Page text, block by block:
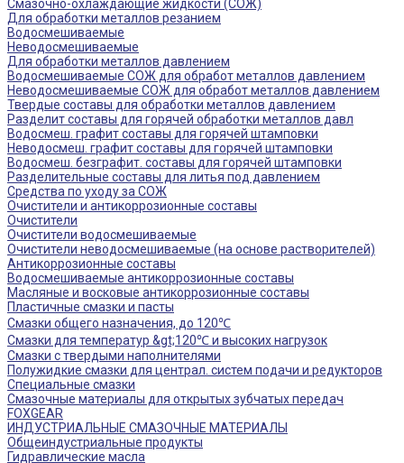
Смазочно-охлаждающие жидкости (СОЖ)
Для обработки металлов резанием
Водосмешиваемые
Неводосмешиваемые
Для обработки металлов давлением
Водосмешиваемые СОЖ для обработ металлов давлением
Неводосмешиваемые СОЖ для обработ металлов давлением
Твердые составы для обработки металлов давлением
Разделит составы для горячей обработки металлов давл
Водосмеш. графит составы для горячей штамповки
Неводосмеш. графит составы для горячей штамповки
Водосмеш. безграфит. составы для горячей штамповки
Разделительные составы для литья под давлением
Средства по уходу за СОЖ
Очистители и антикоррозионные составы
Очистители
Очистители водосмешиваемые
Очистители неводосмешиваемые (на основе растворителей)
Антикоррозионные составы
Водосмешиваемые антикоррозионные составы
Масляные и восковые антикоррозионные составы
Пластичные смазки и пасты
Смазки общего назначения, до 120℃
Смазки для температур &gt;120℃ и высоких нагрузок
Смазки с твердыми наполнителями
Полужидкие смазки для централ. систем подачи и редукторов
Специальные смазки
Смазочные материалы для открытых зубчатых передач
FOXGEAR
ИНДУСТРИАЛЬНЫЕ СМАЗОЧНЫЕ МАТЕРИАЛЫ
Общеиндустриальные продукты
Гидравлические масла